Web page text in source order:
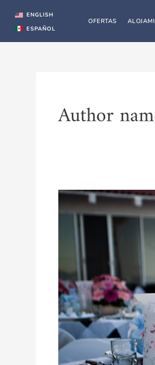
content
ENGLISH
ESPAÑOL
OFERTAS
Author
Celebra
tu
Evento
Especial
Rancho
Las
Cruces.